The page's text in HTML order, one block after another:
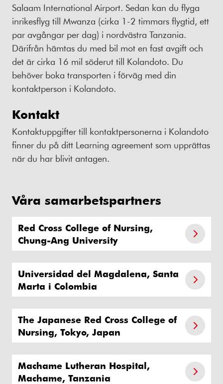
Salaam International Airport. Sedan kan du flyga
inrikesflyg till Mwanza (cirka 1-2 timmars flygtid, ett
par avgångar per dag) i nordvästra Tanzania.
Därifrån hämtas du med bil mot en fast avgift och
det är cirka 16 mil söderut till Kolandoto. Du
behöver boka transporten i förväg med din
kontaktperson i Kolandoto.
Kontakt
Kontaktuppgifter till kontaktpersonerna i Kolandoto
finner du på ditt Learning agreement som upprättas
när du har blivit antagen.
Våra samarbetspartners
Red Cross College of Nursing,
Chung-Ang University
Universidad del Magdalena, Santa
Marta i Colombia
The Japanese Red Cross College of
Nursing, Tokyo, Japan
Machame Lutheran Hospital,
Machame, Tanzania